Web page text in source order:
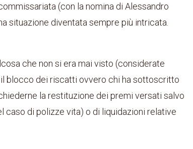
(con la nomina di Alessandro
situazione diventata sempre più intricata.
che non si era mai visto (considerate
blocco dei riscatti ovvero chi ha sottoscritto
la restituzione dei premi versati salvo
caso di polizze vita) o di liquidazioni relative